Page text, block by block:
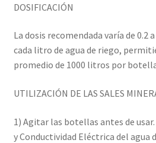
DOSIFICACIÓN
La dosis recomendada varía de 0.2
cada litro de agua de riego,
promedio de 1000 litros por
UTILIZACIÓN DE LAS SALES
1) Agitar las botellas antes de
y Conductividad Eléctrica del agua